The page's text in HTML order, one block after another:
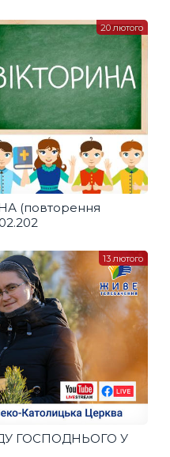
(повторення
20 лютого
ГОСПОДНЬОГО У
13 лютого